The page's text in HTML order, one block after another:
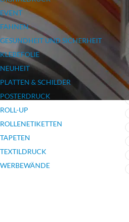
EVENT
FAHNEN
GESUNDHEIT UND SICHERHEIT
KLEBEFOLIE
NEUHEIT
PLATTEN & SCHILDER
POSTERDRUCK
ROLL-UP
ROLLENETIKETTEN
TAPETEN
TEXTILDRUCK
WERBEWÄNDE